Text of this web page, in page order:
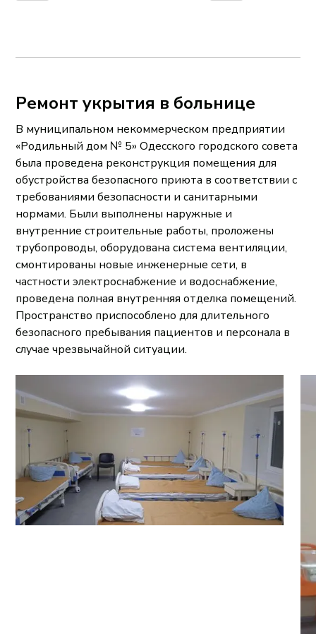
Ремонт укрытия в больнице
В муниципальном некоммерческом предприятии
«Родильный дом № 5» Одесского городского совета
была проведена реконструкция помещения для
обустройства безопасного приюта в соответствии с
требованиями безопасности и санитарными
нормами. Были выполнены наружные и
внутренние строительные работы, проложены
трубопроводы, оборудована система вентиляции,
смонтированы новые инженерные сети, в
частности электроснабжение и водоснабжение,
проведена полная внутренняя отделка помещений.
Пространство приспособлено для длительного
безопасного пребывания пациентов и персонала в
случае чрезвычайной ситуации.